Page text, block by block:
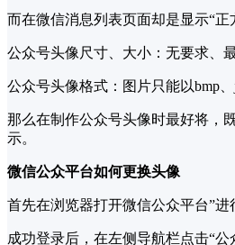
而在微信消息列表页面却是显示“正
公众号头像尺寸、大小：无要求、
公众号头像格式：图片只能以bmp
那么在制作公众号头像时最好将，
示。
微信公众平台如何更换头像
首先在浏览器打开微信公众平台”进
成功登录后，在左侧导航栏点击“公